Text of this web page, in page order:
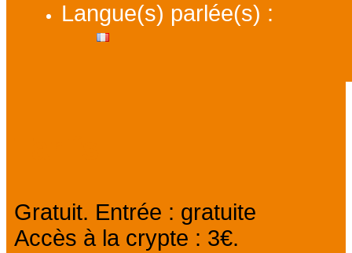
Langue(s) parlée(s) :
Gratuit. Entrée : gratuite
Accès à la crypte : 3€.